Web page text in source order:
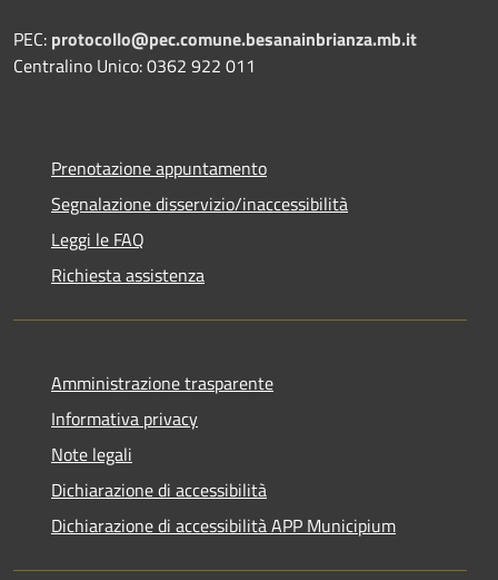
PEC: protocollo@pec.comune.besanainbrianza.mb.it
Centralino Unico: 0362 922 011
Prenotazione appuntamento
Segnalazione disservizio/inaccessibilità
Leggi le FAQ
Richiesta assistenza
Amministrazione trasparente
Informativa privacy
Note legali
Dichiarazione di accessibilità
Dichiarazione di accessibilità APP Municipium